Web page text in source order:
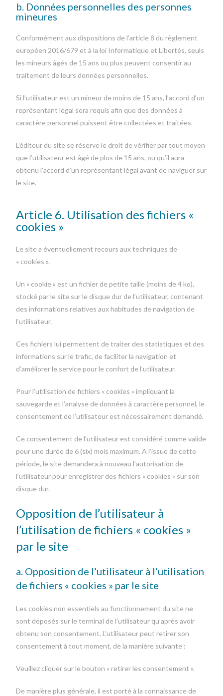
b. Données personnelles des personnes
mineures
Conformément aux dispositions de l’article 8 du règlement
européen 2016/679 et à la loi Informatique et Libertés, seuls
les mineurs âgés de 15 ans ou plus peuvent consentir au
traitement de leurs données personnelles.
Si l’utilisateur est un mineur de moins de 15 ans, l’accord d’un
représentant légal sera requis afin que des données à
caractère personnel puissent être collectées et traitées.
L’éditeur du site se réserve le droit de vérifier par tout moyen
que l’utilisateur est âgé de plus de 15 ans, ou qu’il aura
obtenu l’accord d’un représentant légal avant de naviguer sur
le site.
Article 6. Utilisation des fichiers «
cookies »
Le site a éventuellement recours aux techniques de
« cookies ».
Un « cookie » est un fichier de petite taille (moins de 4 ko),
stocké par le site sur le disque dur de l’utilisateur, contenant
des informations relatives aux habitudes de navigation de
l’utilisateur.
Ces fichiers lui permettent de traiter des statistiques et des
informations sur le trafic, de faciliter la navigation et
d’améliorer le service pour le confort de l’utilisateur.
Pour l’utilisation de fichiers « cookies » impliquant la
sauvegarde et l’analyse de données à caractère personnel, le
consentement de l’utilisateur est nécessairement demandé.
Ce consentement de l’utilisateur est considéré comme valide
pour une durée de 6 (six) mois maximum. A l’issue de cette
période, le site demandera à nouveau l’autorisation de
l’utilisateur pour enregistrer des fichiers « cookies » sur son
disque dur.
Opposition de l’utilisateur à
l’utilisation de fichiers « cookies »
par le site
a. Opposition de l’utilisateur à l’utilisation
de fichiers « cookies » par le site
Les cookies non essentiels au fonctionnement du site ne
sont déposés sur le terminal de l’utilisateur qu’après avoir
obtenu son consentement. L’utilisateur peut retirer son
consentement à tout moment, de la manière suivante :
Veuillez cliquer sur le bouton « retirer les consentement ».
De manière plus générale, il est porté à la connaissance de